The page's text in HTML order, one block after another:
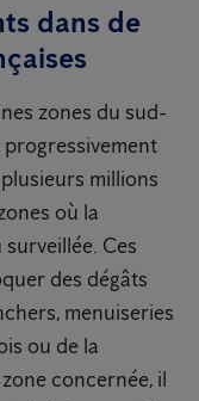
dans de
zones du sud-
millions
où la
Ces
des dégâts
menuiseries
ou de la
concernée, il